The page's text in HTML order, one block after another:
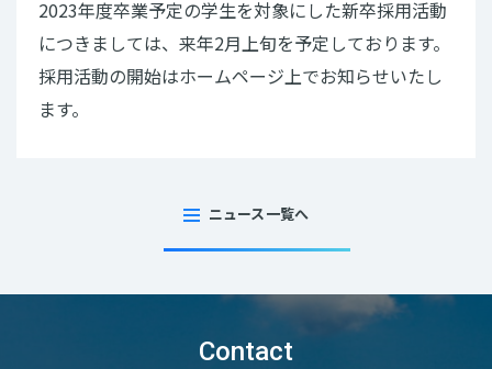
2023年度卒業予定の学生を対象にした新卒採用活動
につきましては、来年2月上旬を予定しております。
採用活動の開始はホームページ上でお知らせいたし
ます。
ニュース一覧へ
Contact